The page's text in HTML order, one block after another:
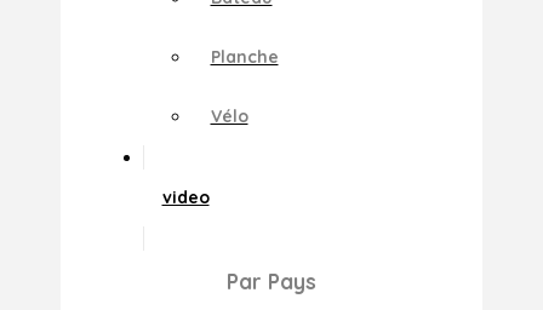
Planche
Vélo
video
Par Pays